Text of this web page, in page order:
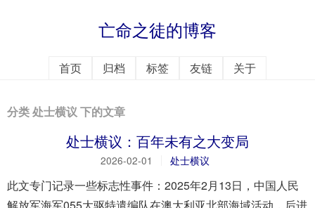
亡命之徒的博客
首页 归档 标签 友链 关于
分类 处士横议 下的文章
处士横议：百年未有之大变局
2026-02-01 处士横议
此文专门记录一些标志性事件：2025年2月13日，中国人民